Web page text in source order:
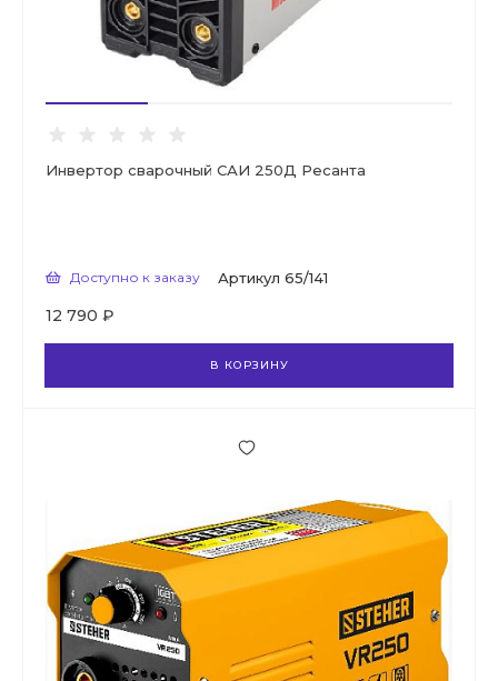
Инвертор сварочный САИ 250Д Ресанта
Доступно к заказу Артикул 65/141
12 790 ₽
В КОРЗИНУ